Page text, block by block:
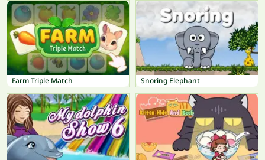
Farm Triple Match Snoring Elephant